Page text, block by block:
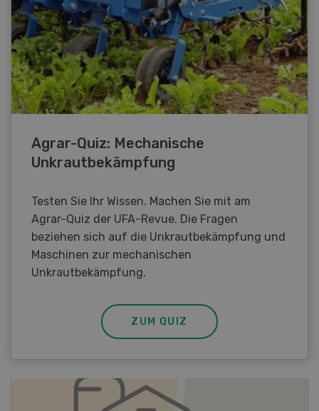
Agrar-Quiz: Mechanische
Unkrautbekämpfung
Testen Sie Ihr Wissen. Machen Sie mit am
Agrar-Quiz der UFA-Revue. Die Fragen
beziehen sich auf die Unkrautbekämpfung und
Maschinen zur mechanischen
Unkrautbekämpfung.
ZUM QUIZ